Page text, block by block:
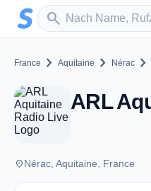
Zum Hauptinhalt springen
search
Sender suchen
France chevron_right Aquitaine chevron_right Nérac chevron_right
placeNérac, Aquitaine, France